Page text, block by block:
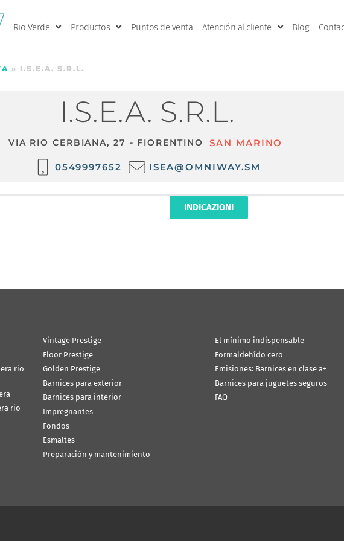
Rio Verde Productos Puntos de venta Atención al cliente Blog
» I.S.E.A. S.R.L.
I.S.E.A. S.R.L.
VIA RIO CERBIANA, 27 - FIORENTINO SAN MARINO
0549997652 ISEA@OMNIWAY.SM
INDICAZIONI
rio
rio
Vintage Prestige
Floor Prestige
Golden Prestige
Barnices para exterior
Barnices para interior
Impregnantes
Fondos
Esmaltes
Preparación y mantenimiento
El mínimo indispensable
Formaldehído cero
Emisiones: Barnices en clase a+
Barnices para juguetes seguros
FAQ